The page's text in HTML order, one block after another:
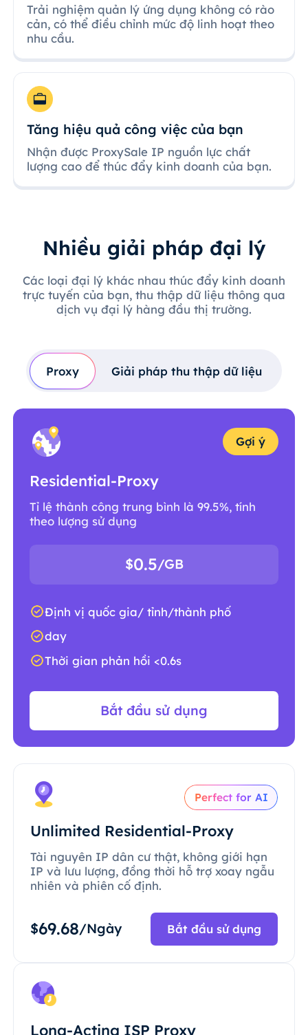
Trải nghiệm quản lý ứng dụng không có rào
cản, có thể điều chỉnh mức độ linh hoạt theo
nhu cầu.
Tăng hiệu quả công việc của bạn
Nhận được ProxySale IP nguồn lực chất
lượng cao để thúc đẩy kinh doanh của bạn.
Nhiều giải pháp đại lý
Các loại đại lý khác nhau thúc đẩy kinh doanh
trực tuyến của bạn, thu thập dữ liệu thông qua
dịch vụ đại lý hàng đầu thị trường.
Proxy Giải pháp thu thập dữ liệu
Gợi ý
Residential-Proxy
Tỉ lệ thành công trung bình là 99.5%, tính
theo lượng sử dụng
$0.5/GB
Định vị quốc gia/ tỉnh/thành phố
day
Thời gian phản hồi <0.6s
Bắt đầu sử dụng
Perfect for AI
Unlimited Residential-Proxy
Tài nguyên IP dân cư thật, không giới hạn
IP và lưu lượng, đồng thời hỗ trợ xoay ngẫu
nhiên và phiên cố định.
$69.68/Ngày Bắt đầu sử dụng
Long-Acting ISP Proxy